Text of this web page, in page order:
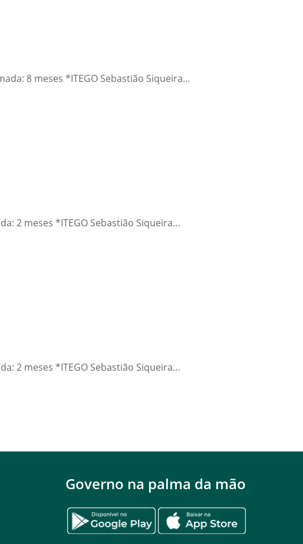
8 meses *ITEGO Sebastião Siqueira…
2 meses *ITEGO Sebastião Siqueira…
2 meses *ITEGO Sebastião Siqueira…
Governo na palma da mão